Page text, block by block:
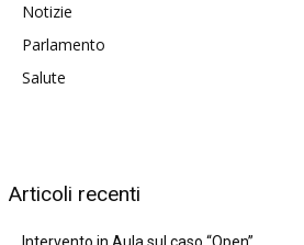
Notizie
Parlamento
Salute
Articoli recenti